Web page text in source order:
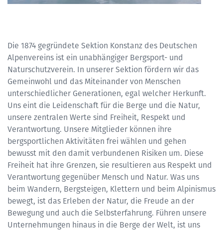
Die 1874 gegründete Sektion Konstanz des Deutschen
Alpenvereins ist ein unabhängiger Bergsport- und
Naturschutzverein. In unserer Sektion fördern wir das
Gemeinwohl und das Miteinander von Menschen
unterschiedlicher Generationen, egal welcher Herkunft.
Uns eint die Leidenschaft für die Berge und die Natur,
unsere zentralen Werte sind Freiheit, Respekt und
Verantwortung. Unsere Mitglieder können ihre
bergsportlichen Aktivitäten frei wählen und gehen
bewusst mit den damit verbundenen Risiken um. Diese
Freiheit hat ihre Grenzen, sie resultieren aus Respekt und
Verantwortung gegenüber Mensch und Natur. Was uns
beim Wandern, Bergsteigen, Klettern und beim Alpinismus
bewegt, ist das Erleben der Natur, die Freude an der
Bewegung und auch die Selbsterfahrung. Führen unsere
Unternehmungen hinaus in die Berge der Welt, ist uns